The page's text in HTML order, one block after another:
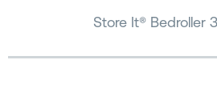
Store It® Bedroller